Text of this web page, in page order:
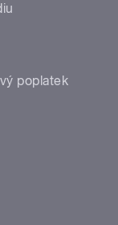
poplatek